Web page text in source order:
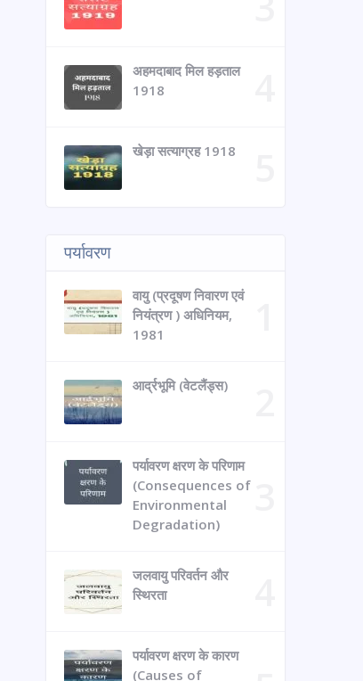
अहमदाबाद मिल हड़ताल
1918
खेड़ा सत्याग्रह 1918
पर्यावरण
वायु (प्रदूषण निवारण एवं
नियंत्रण ) अधिनियम,
1981
आर्द्रभूमि (वेटलैंड्स)
पर्यावरण क्षरण के परिणाम
(Consequences of
Environmental
Degradation)
जलवायु परिवर्तन और
स्थिरता
पर्यावरण क्षरण के कारण
(Causes of